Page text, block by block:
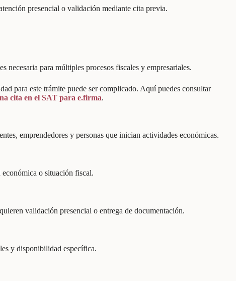
presencial o validación mediante cita previa.
necesaria para múltiples procesos fiscales y empresariales.
para este trámite puede ser complicado. Aquí puedes consultar
cita en el SAT para e.firma.
emprendedores y personas que inician actividades económicas.
o situación fiscal.
validación presencial o entrega de documentación.
y disponibilidad específica.